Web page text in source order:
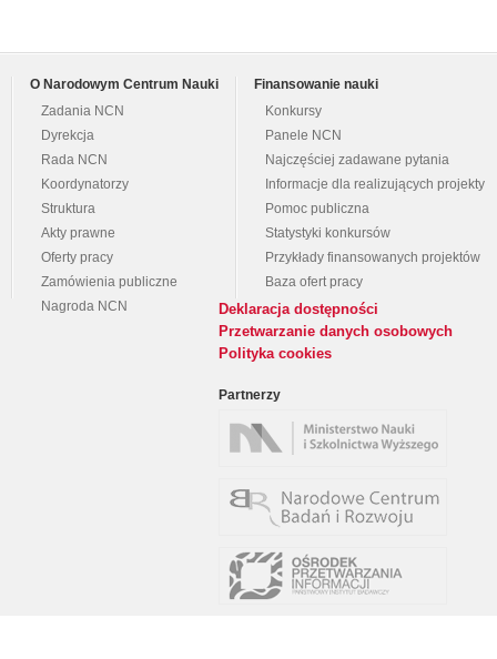
O Narodowym Centrum Nauki
Zadania NCN
Dyrekcja
Rada NCN
Koordynatorzy
Struktura
Akty prawne
Oferty pracy
Zamówienia publiczne
Nagroda NCN
Finansowanie nauki
Konkursy
Panele NCN
Najczęściej zadawane pytania
Informacje dla realizujących projekty
Pomoc publiczna
Statystyki konkursów
Przykłady finansowanych projektów
Baza ofert pracy
Deklaracja dostępności
Przetwarzanie danych osobowych
Polityka cookies
Partnerzy